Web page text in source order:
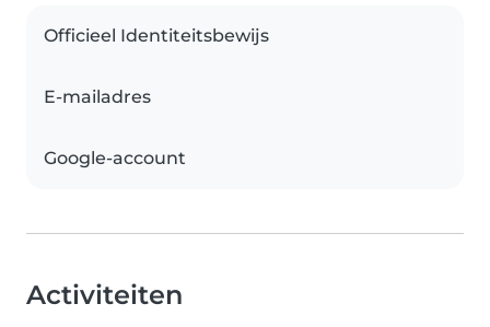
Officieel Identiteitsbewijs
E-mailadres
Google-account
Activiteiten